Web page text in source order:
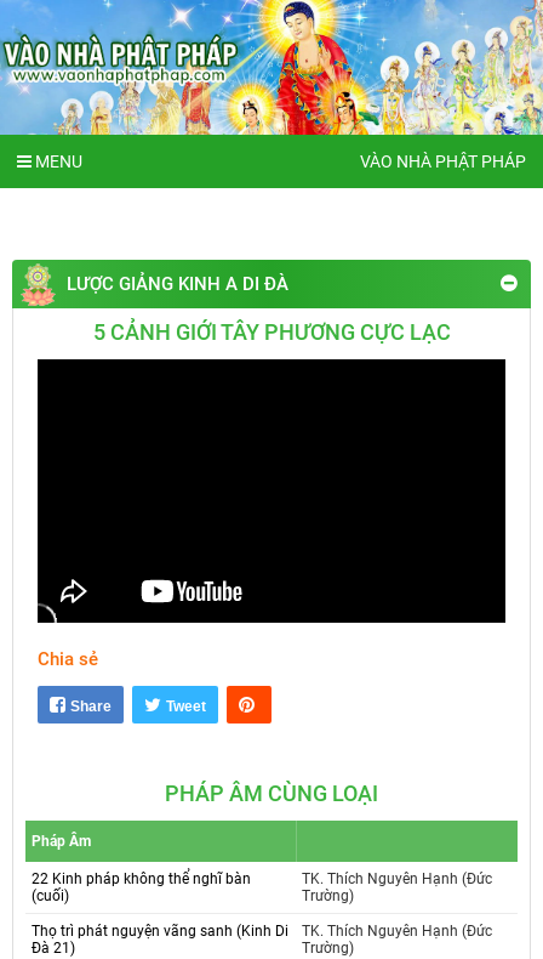
MENU VÀO NHÀ PHẬT PHÁP
LƯỢC GIẢNG KINH A DI ĐÀ
5 CẢNH GIỚI TÂY PHƯƠNG CỰC LẠC
Chia sẻ
Share Tweet
PHÁP ÂM CÙNG LOẠI
Pháp Âm
22 Kinh pháp không thể nghĩ bàn
(cuối)
TK. Thích Nguyên Hạnh (Đức
Trường)
Thọ trì phát nguyện vãng sanh (Kinh Di
Đà 21)
TK. Thích Nguyên Hạnh (Đức
Trường)